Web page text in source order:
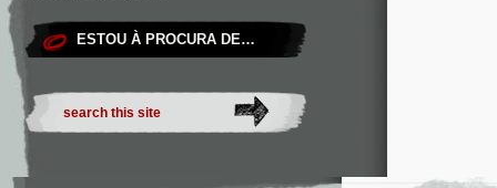
ESTOU À PROCURA DE…